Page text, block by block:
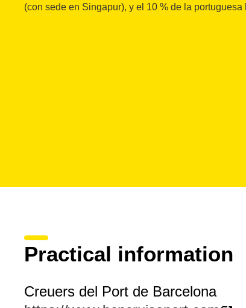
(con sede en Singapur), y el 10 % de la portuguesa
Practical information
Creuers del Port de Barcelona